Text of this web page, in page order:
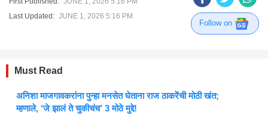
Last Updated: JUNE 1, 2026 5:16 PM
Follow on
Must Read
अनिशा माजगावकरांना पुन्हा मनसेत घेताना राज ठाकरेंची मोठी खंत;
म्हणाले, ‘जे झालं ते चुकीचंच’ 3 मोठे मुद्दे!